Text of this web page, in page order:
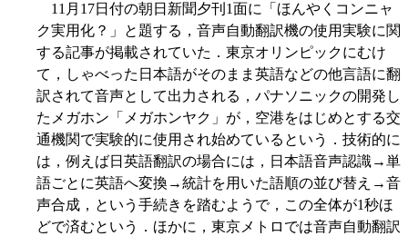
11月17日付の朝日新聞夕刊1面に「ほんやくコンニャ
ク実用化？」と題する，音声自動翻訳機の使用実験に関
する記事が掲載されていた．東京オリンピックにむけ
て，しゃべった日本語がそのまま英語などの他言語に翻
訳されて音声として出力される，パナソニックの開発し
たメガホン「メガホンヤク」が，空港をはじめとする交
通機関で実験的に使用され始めているという．技術的に
は，例えば日英語翻訳の場合には，日本語音声認識→単
語ごとに英語へ変換→統計を用いた語順の並び替え→音
声合成，という手続きを踏むようで，この全体が1秒ほ
どで済むという．ほかに，東京メトロでは音声自動翻訳